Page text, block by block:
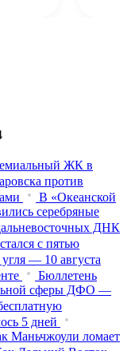
ЖК в
против
В «Океанской
серебряные
ДНК
с пятью
— 10 августа
Бюллетень
сферы ДФО —
5 дней
Маньчжоули ломает